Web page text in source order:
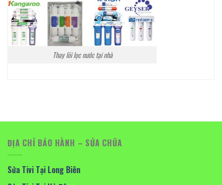
Thay lõi lọc nước tại nhà
ĐỊA CHỈ BẢO HÀNH – SỬA CHỮA
Sửa Tivi Tại Long Biên